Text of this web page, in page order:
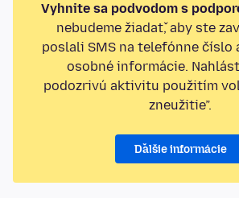
Vyhnite sa podvodom s
nebudeme žiadať, aby ste
poslali SMS na telefónne číslo
osobné informácie.
podozrivú aktivitu použitím
zneužitie”.
Ďalšie informácie